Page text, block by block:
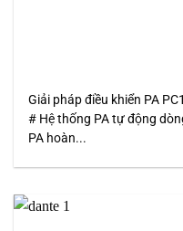
Giải pháp điều khiển PA
# Hệ thống PA tự động
PA hoàn...